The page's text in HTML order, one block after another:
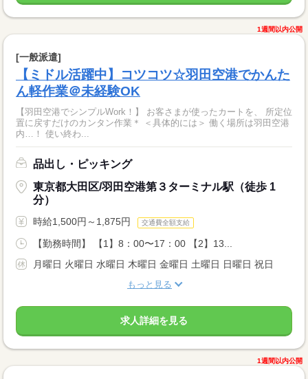
1週間以内公開
[一般派遣]
【ミドル活躍中】コツコツ☆羽田空港でかんた
ん軽作業＠未経験OK
【羽田空港でシンプルWork！】 お客さまが使ったカートを、 所定位
置に戻すだけのカンタン作業＊ ＜具体的には＞ 働く場所は羽田空港
内…！ 使い終わ...
品出し・ピッキング
東京都大田区/羽田空港第３ターミナル駅（徒歩 1
分）
時給1,500円～1,875円 交通費全額支給
【勤務時間】 【1】8：00〜17：00 【2】13...
月曜日 火曜日 水曜日 木曜日 金曜日 土曜日 日曜日 祝日
もっと見る
求人詳細を見る
1週間以内公開